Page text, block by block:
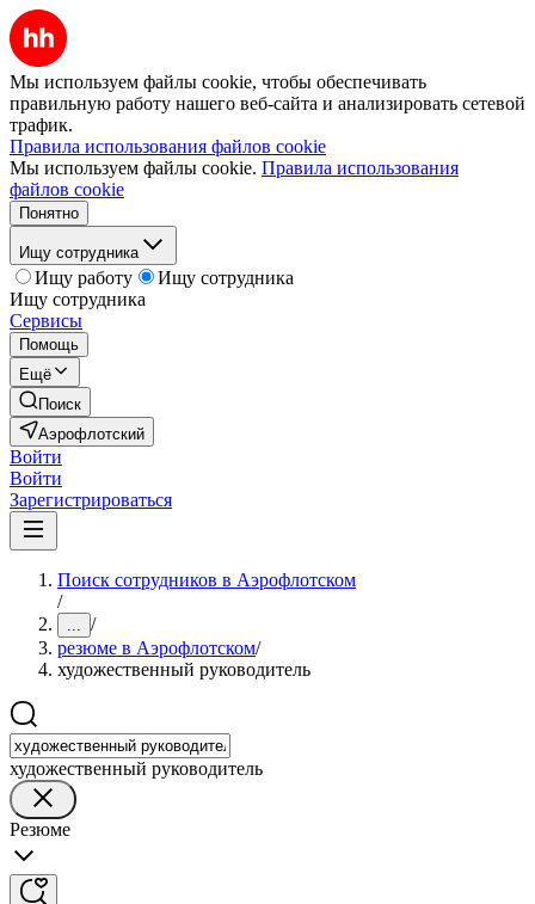
Мы используем файлы cookie, чтобы обеспечивать
правильную работу нашего веб-сайта и анализировать сетевой
трафик.
Правила использования файлов cookie
Мы используем файлы cookie. Правила использования
файлов cookie
Понятно
Ищу сотрудника
Ищу работу
Ищу сотрудника
Ищу сотрудника
Сервисы
Помощь
Ещё
Поиск
Аэрофлотский
Войти
Войти
Зарегистрироваться
Поиск сотрудников в Аэрофлотском
/
... /
резюме в Аэрофлотском/
художественный руководитель
художественный руководитель
Резюме